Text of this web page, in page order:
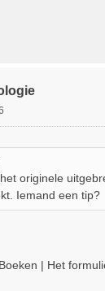
originele
Iemand een tip?
| Het